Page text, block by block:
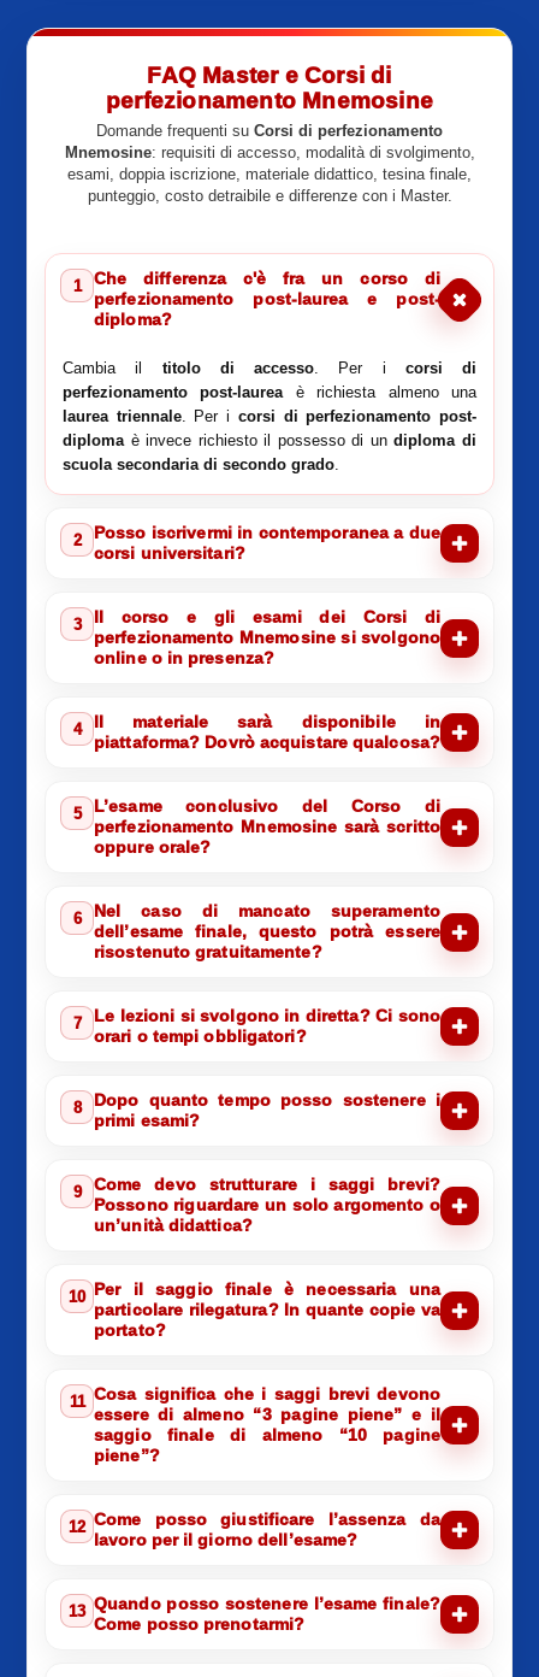
FAQ Master e Corsi di
perfezionamento Mnemosine
Domande frequenti su Corsi di perfezionamento
Mnemosine: requisiti di accesso, modalità di svolgimento,
esami, doppia iscrizione, materiale didattico, tesina finale,
punteggio, costo detraibile e differenze con i Master.
1
Che differenza c'è fra un corso di
perfezionamento post-laurea e post-
diploma?
Cambia il titolo di accesso. Per i corsi di
perfezionamento post-laureaè richiesta almeno una
laurea triennale. Per i corsi di perfezionamento post-
diplomaè invece richiesto il possesso di undiploma di
scuola secondaria di secondo grado.
2
Posso iscrivermi in contemporanea a due
corsi universitari?
3
Il corso e gli esami dei Corsi di
perfezionamento Mnemosine si svolgono
online o in presenza?
4
Il materiale sarà disponibile in
piattaforma? Dovrò acquistare qualcosa?
5
L’esame conclusivo del Corso di
perfezionamento Mnemosine sarà scritto
oppure orale?
6
Nel caso di mancato superamento
dell’esame finale, questo potrà essere
risostenuto gratuitamente?
7
Le lezioni si svolgono in diretta? Ci sono
orari o tempi obbligatori?
8
Dopo quanto tempo posso sostenere i
primi esami?
9
Come devo strutturare i saggi brevi?
Possono riguardare un solo argomento o
un’unità didattica?
10 Per il saggio finale è necessaria una
particolare rilegatura? In quante copie va
portato?
11 Cosa significa che i saggi brevi devono
essere di almeno “3 pagine piene” e il
saggio finale di almeno “10 pagine
piene”?
12 Come posso giustificare l’assenza da
lavoro per il giorno dell’esame?
13 Quando posso sostenere l’esame finale?
Come posso prenotarmi?